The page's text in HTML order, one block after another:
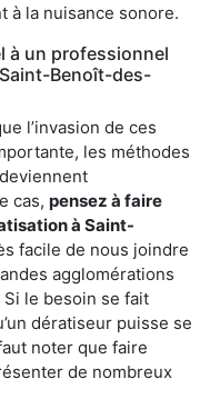
à la nuisance sonore.
à un professionnel
Benoît-des-
l’invasion de ces
les méthodes
cas, pensez à faire
à Saint-
facile de nous joindre
agglomérations
le besoin se fait
dératiseur puisse se
noter que faire
de nombreux